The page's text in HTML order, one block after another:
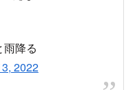
降る